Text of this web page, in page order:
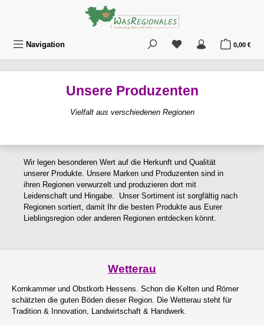
Zum Hauptinhalt springen
Navigation Du hast 0 Produkte
0,00 €
Unsere Produzenten
Vielfalt aus verschiedenen Regionen
Wir legen besonderen Wert auf die Herkunft und Qualität
unserer Produkte. Unsere Marken und Produzenten sind in
ihren Regionen verwurzelt und produzieren dort mit
Leidenschaft und Hingabe. Unser Sortiment ist sorgfältig nach
Regionen sortiert, damit Ihr die besten Produkte aus Eurer
Lieblingsregion oder anderen Regionen entdecken könnt.
Wetterau
Kornkammer und Obstkorb Hessens. Schon die Kelten und Römer
schätzten die guten Böden dieser Region. Die Wetterau steht für
Tradition & Innovation, Landwirtschaft & Handwerk.